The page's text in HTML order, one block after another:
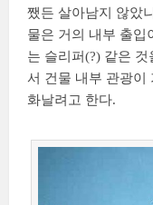
쨌든 살아남지 않았
물은 거의 내부 출입
는 슬리퍼(?) 같은
서 건물 내부 관광이
화날려고 한다.